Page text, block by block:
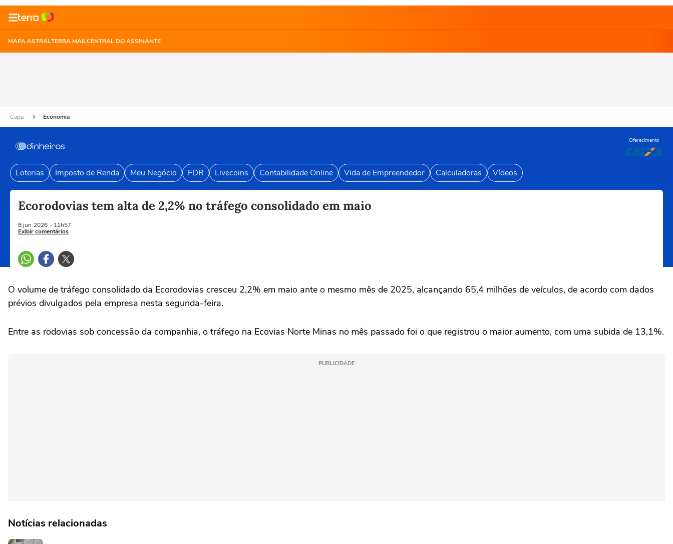
MAPA ASTRALTERRA MAILCENTRAL DO ASSINANTE
Capa Economia
Oferecimento
Loterias Imposto de Renda Meu Negócio FDR Livecoins Contabilidade Online Vida de Empreendedor Calculadoras Vídeos
Ecorodovias tem alta de 2,2% no tráfego consolidado em maio
8 jun 2026 - 11h57
Exibir comentários
O ‌volume de tráfego consolidado da Ecorodovias cresceu 2,2% em maio ante o mesmo mês de ⁠2025, alcançando 65,4 ‌milhões de veículos, de acordo com ‌dados
prévios divulgados ‌pela empresa ⁠nesta segunda-feira.
Entre as rodovias sob concessão da companhia, o tráfego na Ecovias Norte Minas no ‌mês passado foi ‌o que ⁠registrou ⁠o maior aumento, com ⁠uma subida ‌de ‌13,1%.
PUBLICIDADE
Notícias relacionadas